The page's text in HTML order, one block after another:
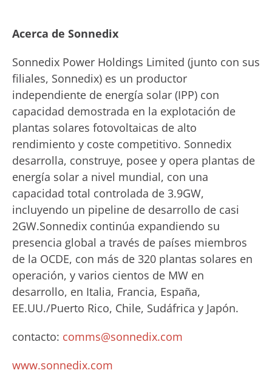
Acerca de Sonnedix
Sonnedix Power Holdings Limited (junto con sus
filiales, Sonnedix) es un productor
independiente de energía solar (IPP) con
capacidad demostrada en la explotación de
plantas solares fotovoltaicas de alto
rendimiento y coste competitivo. Sonnedix
desarrolla, construye, posee y opera plantas de
energía solar a nivel mundial, con una
capacidad total controlada de 3.9GW,
incluyendo un pipeline de desarrollo de casi
2GW.Sonnedix continúa expandiendo su
presencia global a través de países miembros
de la OCDE, con más de 320 plantas solares en
operación, y varios cientos de MW en
desarrollo, en Italia, Francia, España,
EE.UU./Puerto Rico, Chile, Sudáfrica y Japón.
contacto: comms@sonnedix.com
www.sonnedix.com